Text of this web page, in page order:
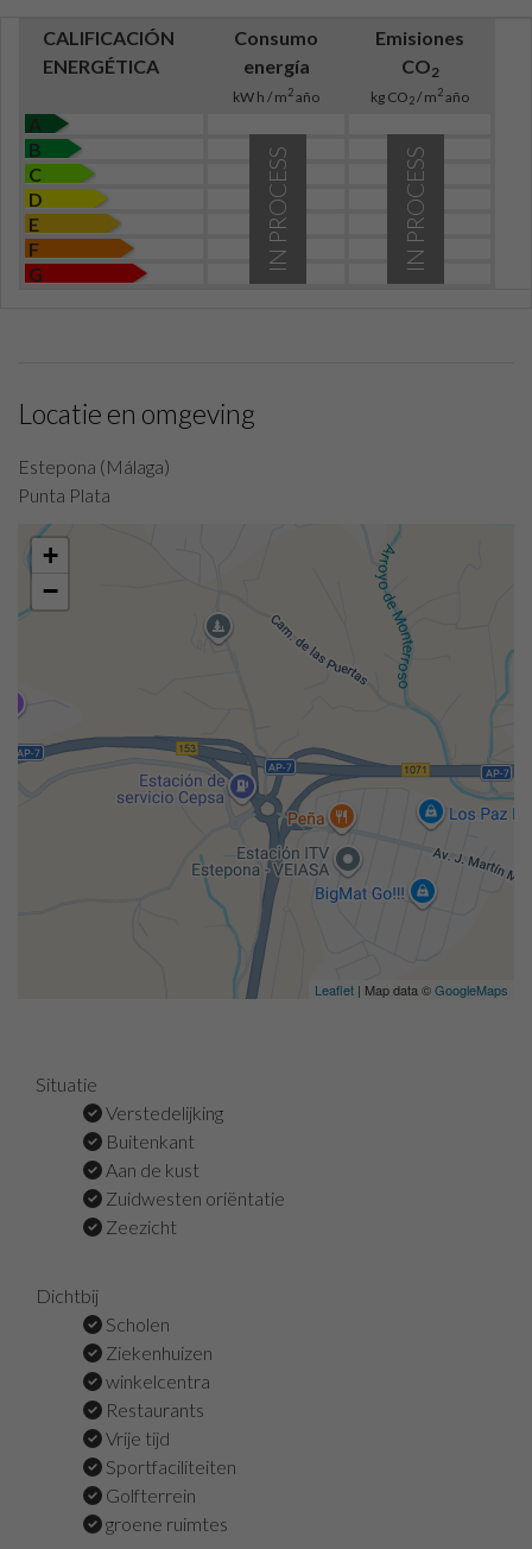
CALIFICACIÓN
ENERGÉTICA
Consumo
energía
kW h / m2año
Emisiones
CO2
kg CO2/ m2año
A
B
C
D
E
F
G
IN PROCESS
IN PROCESS
Locatie en omgeving
Estepona (Málaga)
Punta Plata
+
−
Leaflet | Map data ©GoogleMaps
Situatie
Verstedelijking
Buitenkant
Aan de kust
Zuidwesten oriëntatie
Zeezicht
Dichtbij
Scholen
Ziekenhuizen
winkelcentra
Restaurants
Vrije tijd
Sportfaciliteiten
Golfterrein
groene ruimtes